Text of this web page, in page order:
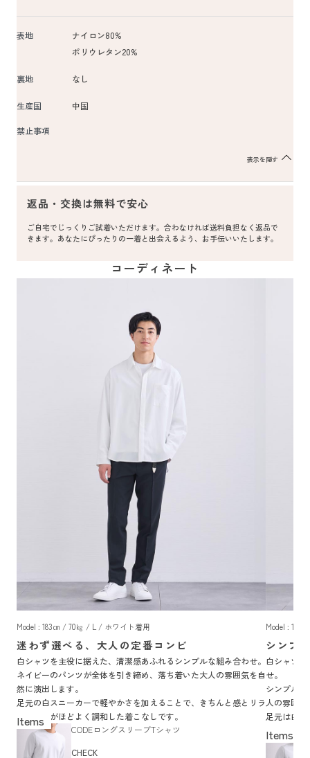
表地
ナイロン80%
ポリウレタン20%
裏地 なし
生産国 中国
禁止事項
表示を隠す
返品・交換は無料で安心
ご自宅でじっくりご試着いただけます。合わなければ送料負担なく返品で
きます。あなたにぴったりの一着と出会えるよう、お手伝いいたします。
コーディネート
Model : 183㎝ / 70㎏ / L / ホワイト着用
迷わず選べる、大人の定番コンビ
白シャツを主役に据えた、清潔感あふれるシンプルな組み合わせ。
ネイビーのパンツが全体を引き締め、落ち着いた大人の雰囲気を自
然に演出します。
足元の白スニーカーで軽やかさを加えることで、きちんと感とリラ
ックス感がほどよく調和した着こなしです。
CODEロングスリーブTシャツ
CHECK
Model : 182
シンプ
白シャツ
せ。
シンプル
人の雰囲
足元は白
仕上げまし